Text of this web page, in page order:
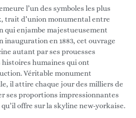
l’un des symboles les plus
trait d’union monumental entre
qui enjambe majestueusement
inauguration en 1883, cet ouvrage
autant par ses prouesses
humaines qui ont
Véritable monument
il attire chaque jour des milliers de
ses proportions impressionnantes
offre sur la skyline new-yorkaise.